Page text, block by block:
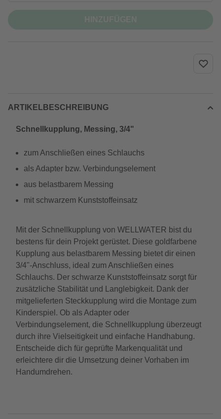
ARTIKELBESCHREIBUNG
Schnellkupplung, Messing, 3/4"
zum Anschließen eines Schlauchs
als Adapter bzw. Verbindungselement
aus belastbarem Messing
mit schwarzem Kunststoffeinsatz
Mit der Schnellkupplung von WELLWATER bist du
bestens für dein Projekt gerüstet. Diese goldfarbene
Kupplung aus belastbarem Messing bietet dir einen
3/4"-Anschluss, ideal zum Anschließen eines
Schlauchs. Der schwarze Kunststoffeinsatz sorgt für
zusätzliche Stabilität und Langlebigkeit. Dank der
mitgelieferten Steckkupplung wird die Montage zum
Kinderspiel. Ob als Adapter oder
Verbindungselement, die Schnellkupplung überzeugt
durch ihre Vielseitigkeit und einfache Handhabung.
Entscheide dich für geprüfte Markenqualität und
erleichtere dir die Umsetzung deiner Vorhaben im
Handumdrehen.